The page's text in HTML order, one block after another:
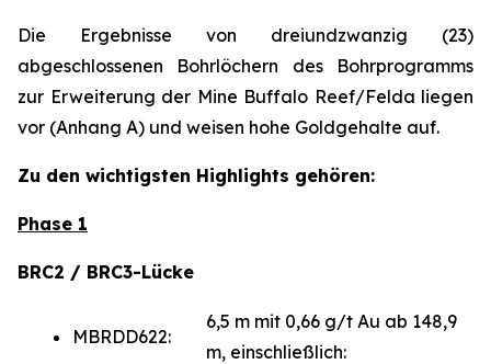
Die Ergebnisse von dreiundzwanzig (23)
abgeschlossenen Bohrlöchern des Bohrprogramms
zur Erweiterung der Mine Buffalo Reef/Felda liegen
vor (Anhang A) und weisen hohe Goldgehalte auf.
Zu den wichtigsten Highlights gehören:
Phase 1
BRC2 / BRC3-Lücke
MBRDD622:
6,5 m mit 0,66 g/t Au ab 148,9
m, einschließlich: